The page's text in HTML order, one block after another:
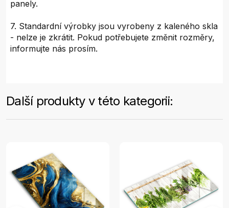
panely.
7. Standardní výrobky jsou vyrobeny z kaleného skla
- nelze je zkrátit. Pokud potřebujete změnit rozměry,
informujte nás prosím.
Další produkty v této kategorii: